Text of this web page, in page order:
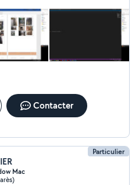
j'ai pas de temps a pedre
et l’aide et Alain ne
Contacter
Particulier
Mac